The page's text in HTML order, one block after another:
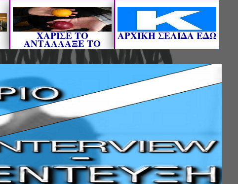
ΧΑΡΙΣΕ ΤΟ
ΑΝΤΑΛΛΑΞΕ ΤΟ
AΡΧΙΚΗ ΣΕΛΙΔΑ ΕΔΩ